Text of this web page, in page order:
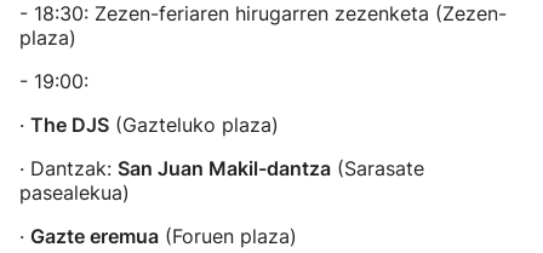
- 18:30: Zezen-feriaren hirugarren zezenketa (Zezen-
plaza)
- 19:00:
· The DJS (Gazteluko plaza)
· Dantzak: San Juan Makil-dantza (Sarasate
pasealekua)
· Gazte eremua (Foruen plaza)